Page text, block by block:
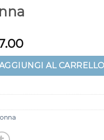
AL CARRELLO